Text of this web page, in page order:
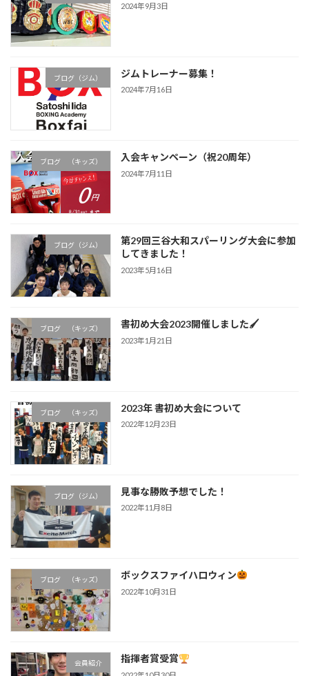
2024年9月3日
ブログ（ジム） ジムトレーナー募集！
2024年7月16日
ブログ （キッズ） 入会キャンペーン（祝20周年）
2024年7月11日
ブログ（ジム）
第29回三谷大和スパーリング大会に参加
してきました！
2023年5月16日
ブログ （キッズ） 書初め大会2023開催しました🖌
2023年1月21日
ブログ （キッズ） 2023年 書初め大会について
2022年12月23日
ブログ（ジム） 見事な勝敗予想でした！
2022年11月8日
ブログ （キッズ） ボックスファイハロウィン
2022年10月31日
会員紹介 指揮者賞受賞